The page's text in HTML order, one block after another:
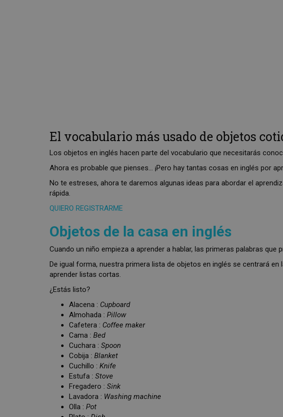
El vocabulario más usado de objetos
Los objetos en inglés hacen parte del vocabulario que necesitarás
Ahora es probable que pienses… ¡Pero hay tantas cosas en inglés por
No te estreses, ahora te daremos algunas ideas para abordar el
rápida.
QUIERO REGISTRARME
Objetos de la casa en inglés
Cuando un niño empieza a aprender a hablar, las primeras palabras
De igual forma, nuestra primera lista de objetos en inglés se centrará
aprender listas cortas.
¿Estás listo?
Alacena : Cupboard
Almohada : Pillow
Cafetera : Coffee maker
Cama : Bed
Cuchara : Spoon
Cobija : Blanket
Cuchillo : Knife
Estufa : Stove
Fregadero : Sink
Lavadora : Washing machine
Olla : Pot